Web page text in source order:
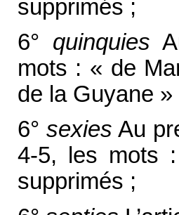
supprimés ;
6° quinquies
mots : « de
de la Guyane
6° sexies Au
4-5, les mots
supprimés ;